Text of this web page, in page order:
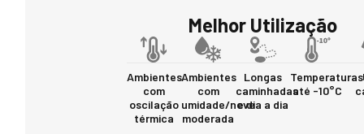
Melhor Utilização
Ambientes
com
oscilação
térmica
Ambientes
com
umidade/neve
moderada
Longas
caminhadas
e dia a dia
Temperaturas
até -10°C